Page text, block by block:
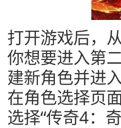
打开游戏后，
你想要进入第
建新角色并进
在角色选择页
选择“传奇4：